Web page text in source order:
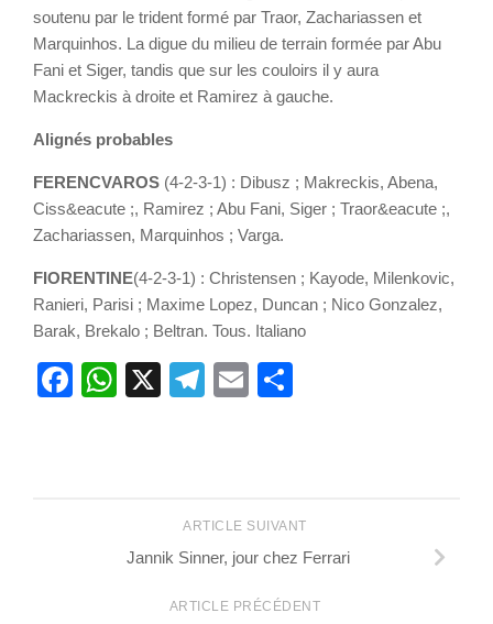
soutenu par le trident formé par Traor, Zachariassen et
Marquinhos. La digue du milieu de terrain formée par Abu
Fani et Siger, tandis que sur les couloirs il y aura
Mackreckis à droite et Ramirez à gauche.
Alignés probables
FERENCVAROS (4-2-3-1) : Dibusz ; Makreckis, Abena,
Ciss&eacute ;, Ramirez ; Abu Fani, Siger ; Traor&eacute ;,
Zachariassen, Marquinhos ; Varga.
FIORENTINE(4-2-3-1) : Christensen ; Kayode, Milenkovic,
Ranieri, Parisi ; Maxime Lopez, Duncan ; Nico Gonzalez,
Barak, Brekalo ; Beltran. Tous. Italiano
Facebook
WhatsApp
X Telegram
Email
ARTICLE SUIVANT
Jannik Sinner, jour chez Ferrari
ARTICLE PRÉCÉDENT